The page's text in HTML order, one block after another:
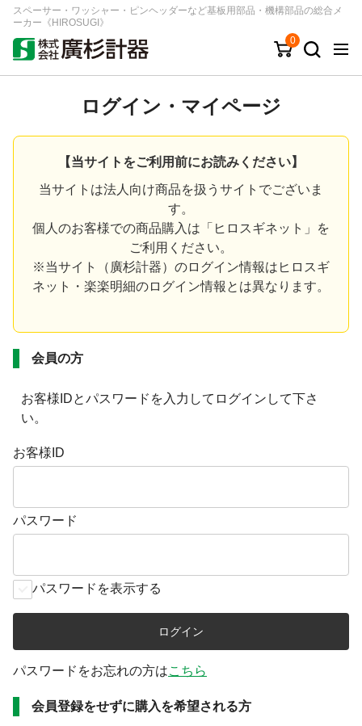
スペーサー・ワッシャー・ピンヘッダーなど基板用部品・機構部品の総合メ
ーカー《HIROSUGI》
0
商品カテゴリから探す
ジャンルから探す
シリーズから探す
注文・見積りについて
ご利用ガイド
会社情報
ログイン・マイページ
【当サイトをご利用前にお読みください】
当サイトは法人向け商品を扱うサイトでございま
す。
個人のお客様での商品購入は「 ヒロスギネット 」を
ご利用ください。
※当サイト（廣杉計器）のログイン情報はヒロスギ
ネット・楽楽明細のログイン情報とは異なります。
会員の方
お客様IDとパスワード を入力してログインして下さ
い。
お客様ID
パスワード
パスワードを表示する
パスワードをお忘れの方はこちら
会員登録をせずに購入を希望される方